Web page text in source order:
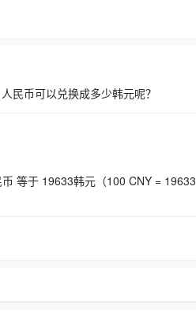
民币可以兑换成多少韩元呢？
等于 19633韩元（100 CNY = 19633